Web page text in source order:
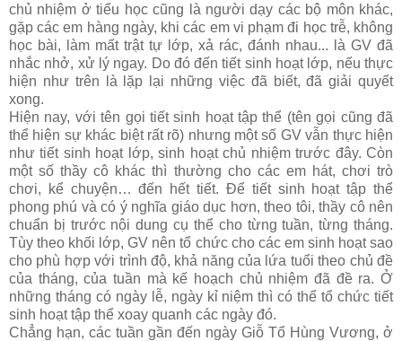
chủ nhiệm ở tiểu học cũng là người dạy các bộ môn khác,
gặp các em hàng ngày, khi các em vi phạm đi học trễ, không
học bài, làm mất trật tự lớp, xả rác, đánh nhau... là GV đã
nhắc nhở, xử lý ngay. Do đó đến tiết sinh hoạt lớp, nếu thực
hiện như trên là lặp lại những việc đã biết, đã giải quyết
xong.
Hiện nay, với tên gọi tiết sinh hoạt tập thể (tên gọi cũng đã
thể hiện sự khác biệt rất rõ) nhưng một số GV vẫn thực hiện
như tiết sinh hoạt lớp, sinh hoạt chủ nhiệm trước đây. Còn
một số thầy cô khác thì thường cho các em hát, chơi trò
chơi, kể chuyện… đến hết tiết. Để tiết sinh hoạt tập thể
phong phú và có ý nghĩa giáo dục hơn, theo tôi, thầy cô nên
chuẩn bị trước nội dung cụ thể cho từng tuần, từng tháng.
Tùy theo khối lớp, GV nên tổ chức cho các em sinh hoạt sao
cho phù hợp với trình độ, khả năng của lứa tuổi theo chủ đề
của tháng, của tuần mà kế hoạch chủ nhiệm đã đề ra. Ở
những tháng có ngày lễ, ngày kỉ niệm thì có thể tổ chức tiết
sinh hoạt tập thể xoay quanh các ngày đó.
Chẳng hạn, các tuần gần đến ngày Giỗ Tổ Hùng Vương, ở